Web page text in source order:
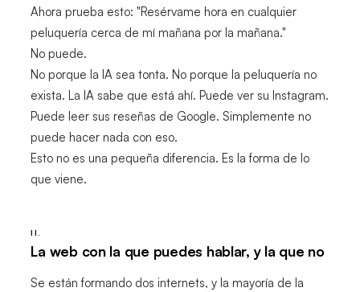
Ahora prueba esto: "Resérvame hora en cualquier
peluquería cerca de mí mañana por la mañana."
No puede.
No porque la IA sea tonta. No porque la peluquería no
exista. La IA sabe que está ahí. Puede ver su Instagram.
Puede leer sus reseñas de Google. Simplemente no
puede hacer nada con eso.
Esto no es una pequeña diferencia. Es la forma de lo
que viene.
II.
La web con la que puedes hablar, y la que no
Se están formando dos internets, y la mayoría de la